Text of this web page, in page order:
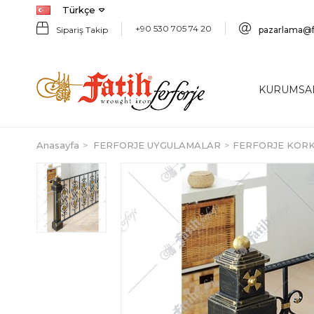
Sipariş Takip +90 530 705 74 20
Türkçe
Anasayfa FERFORJE UYGULAMALAR FERFORJE